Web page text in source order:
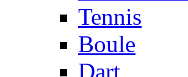
Tennis
Boule
Dart